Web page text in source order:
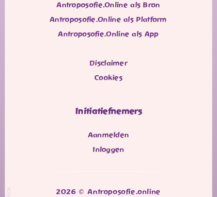
Antroposofie.Online als Bron
Antroposofie.Online als Platform
Antroposofie.Online als App
Disclaimer
Cookies
Initiatiefnemers
Aanmelden
Inloggen
2026 © Antroposofie.online